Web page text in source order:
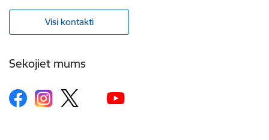
Visi kontakti
Sekojiet mums